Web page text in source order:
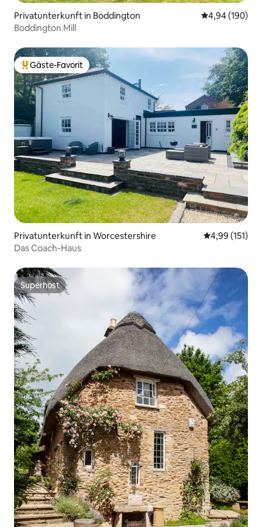
Privatunterkunft in Boddington
4,94 (190)
Boddington Mill
Beliebter Gäste-Favorit.
Gäste-Favorit
Privatunterkunft in Worcestershire
4,99 (151)
Das Coach-Haus
Superhost
Superhost